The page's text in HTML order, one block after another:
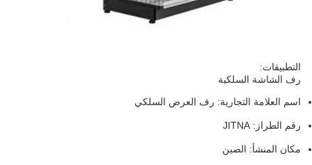
التطبيقات:
رف الشاشة السلكية
اسم العلامة التجارية: رف العرض السلكي
رقم الطراز: JITNA
مكان المنشأ: الصين